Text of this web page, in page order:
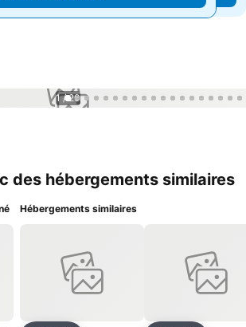
1 / 20
des hébergements similaires
Hébergements similaires